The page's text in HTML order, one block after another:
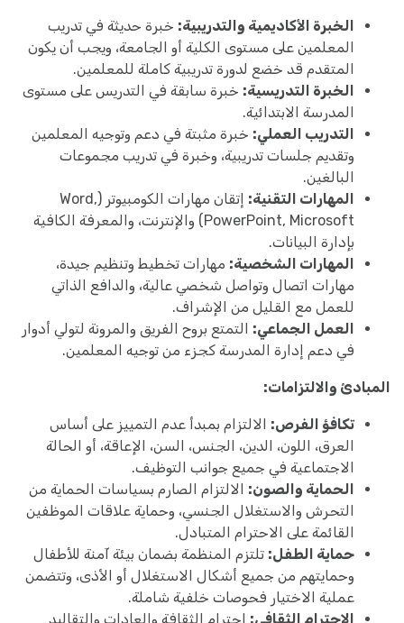
الخبرة الأكاديمية والتدريبية: خبرة حديثة في تدريب
المعلمين على مستوى الكلية أو الجامعة، ويجب أن يكون
المتقدم قد خضع لدورة تدريبية كاملة للمعلمين.
الخبرة التدريسية: خبرة سابقة في التدريس على مستوى
المدرسة الابتدائية.
التدريب العملي: خبرة مثبتة في دعم وتوجيه المعلمين
وتقديم جلسات تدريبية، وخبرة في تدريب مجموعات
البالغين.
المهارات التقنية:
إتقان مهارات الكومبيوتر (Word,
PowerPoint, Microsoft) والإنترنت، والمعرفة الكافية
بإدارة البيانات.
المهارات الشخصية: مهارات تخطيط وتنظيم جيدة،
مهارات اتصال وتواصل شخصي عالية، والدافع الذاتي
للعمل مع القليل من الإشراف.
العمل الجماعي: التمتع بروح الفريق والمرونة لتولي أدوار
في دعم إدارة المدرسة كجزء من توجيه المعلمين.
المبادئ والالتزامات:
تكافؤ الفرص: الالتزام بمبدأ عدم التمييز على أساس
العرق، اللون، الدين، الجنس، السن، الإعاقة، أو الحالة
الاجتماعية في جميع جوانب التوظيف.
الحماية والصون: الالتزام الصارم بسياسات الحماية من
التحرش والاستغلال الجنسي، وحماية علاقات الموظفين
القائمة على الاحترام المتبادل.
حماية الطفل: تلتزم المنظمة بضمان بيئة آمنة للأطفال
وحمايتهم من جميع أشكال الاستغلال أو الأذى، وتتضمن
عملية الاختيار فحوصات خلفية شاملة.
الاحترام الثقافي: احترام الثقافة والعادات والتقاليد